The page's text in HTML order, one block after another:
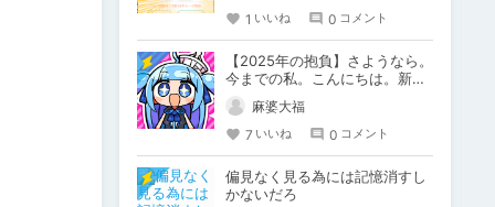
1 いいね 0 コメント
【2025年の抱負】さようなら。
今までの私。こんにちは。新た
な私。
麻婆大福
7 いいね 0 コメント
偏見なく見る為には記憶消すし
かないだろ